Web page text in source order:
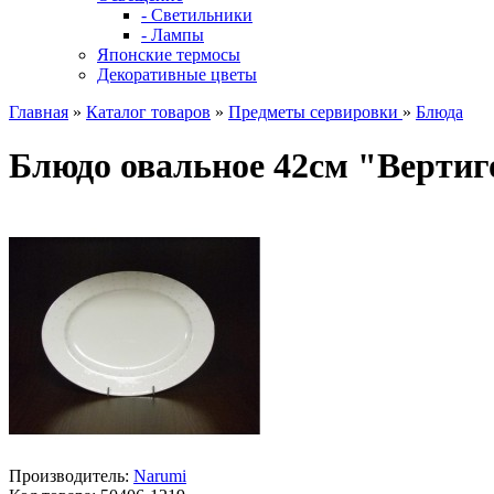
- Светильники
- Лампы
Японские термосы
Декоративные цветы
Главная » Каталог товаров » Предметы сервировки » Блюда
Блюдо овальное 42см
Производитель: Narumi